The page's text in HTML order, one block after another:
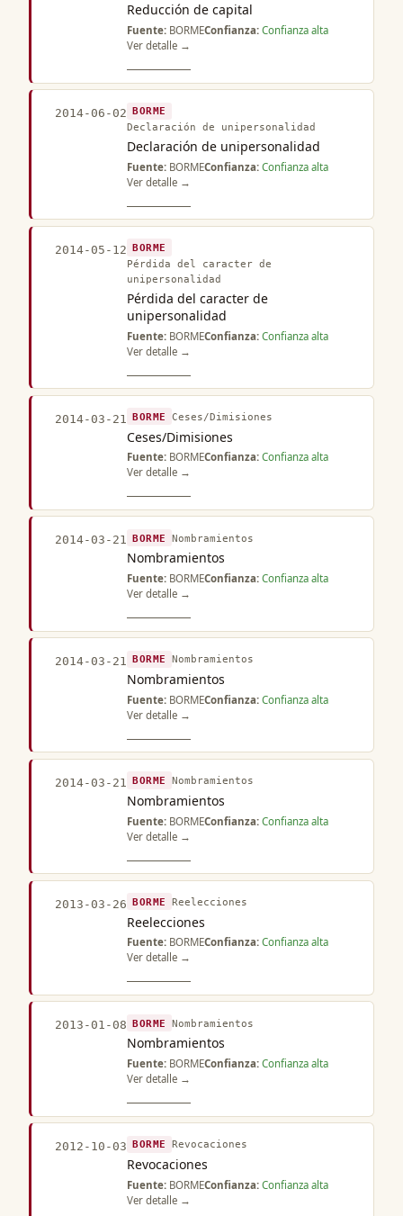
Reducción de capital
Fuente: BORMEConfianza: Confianza alta
Ver detalle →
2014-06-02 BORME
Declaración de unipersonalidad
Declaración de unipersonalidad
Fuente: BORMEConfianza: Confianza alta
Ver detalle →
2014-05-12 BORME
Pérdida del caracter de
unipersonalidad
Pérdida del caracter de
unipersonalidad
Fuente: BORMEConfianza: Confianza alta
Ver detalle →
2014-03-21 BORME Ceses/Dimisiones
Ceses/Dimisiones
Fuente: BORMEConfianza: Confianza alta
Ver detalle →
2014-03-21 BORME Nombramientos
Nombramientos
Fuente: BORMEConfianza: Confianza alta
Ver detalle →
2014-03-21 BORME Nombramientos
Nombramientos
Fuente: BORMEConfianza: Confianza alta
Ver detalle →
2014-03-21 BORME Nombramientos
Nombramientos
Fuente: BORMEConfianza: Confianza alta
Ver detalle →
2013-03-26 BORME Reelecciones
Reelecciones
Fuente: BORMEConfianza: Confianza alta
Ver detalle →
2013-01-08 BORME Nombramientos
Nombramientos
Fuente: BORMEConfianza: Confianza alta
Ver detalle →
2012-10-03 BORME Revocaciones
Revocaciones
Fuente: BORMEConfianza: Confianza alta
Ver detalle →